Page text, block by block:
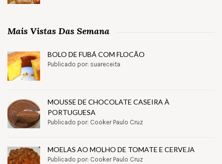
Mais Vistas Das Semana
BOLO DE FUBÁ COM FLOCÃO
Publicado por: suareceita
MOUSSE DE CHOCOLATE CASEIRA À
PORTUGUESA
Publicado por: Cooker Paulo Cruz
MOELAS AO MOLHO DE TOMATE E CERVEJA
Publicado por: Cooker Paulo Cruz